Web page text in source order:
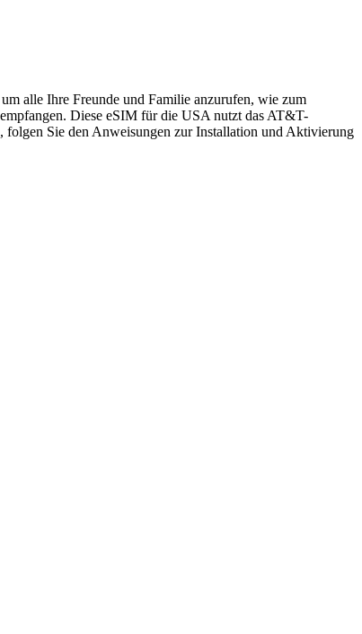
alle Ihre Freunde und Familie anzurufen, wie zum
Diese eSIM für die USA nutzt das AT&T-
Sie den Anweisungen zur Installation und Aktivierung